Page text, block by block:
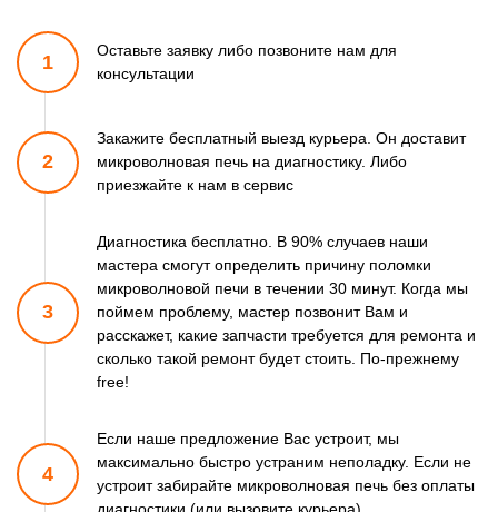
1
Оставьте заявку либо позвоните нам для
консультации
2
Закажите бесплатный выезд курьера. Он доставит
микроволновая печь на диагностику. Либо
приезжайте к нам в сервис
3
Диагностика бесплатно. В 90% случаев наши
мастера смогутопределить причину поломки
микроволновой печи в течении 30 минут. Когда мы
поймем проблему, мастер позвонит Вам и
расскажет, какие запчасти требуется для ремонта и
сколько такой ремонтбудет стоить. По-прежнему
free!
4
Если наше предложение Вас устроит, мы
максимально быстро устраним неполадку. Если не
устроит забирайте микроволновая печь без оплаты